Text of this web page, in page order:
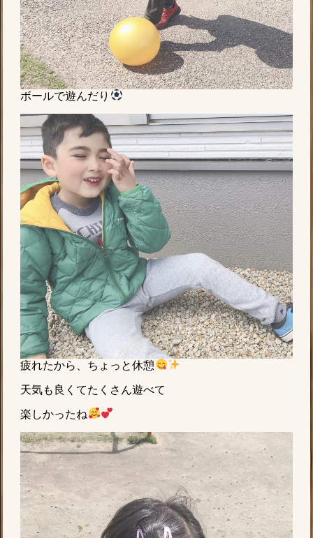
ボールで遊んだり
疲れたから、ちょっと休憩
天気も良くてたくさん遊べて
楽しかったね